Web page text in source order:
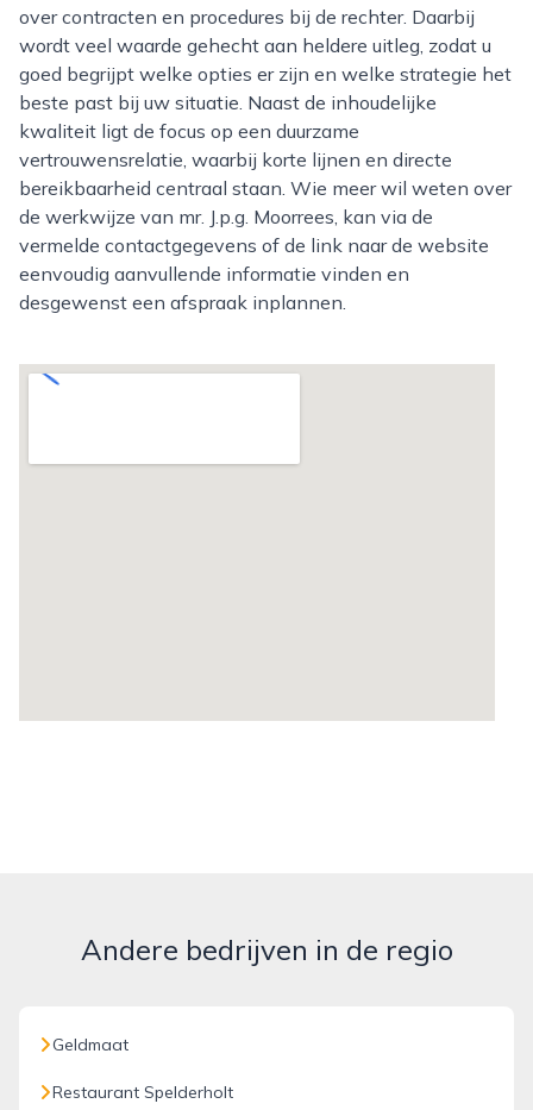
over contracten en procedures bij de rechter. Daarbij
wordt veel waarde gehecht aan heldere uitleg, zodat u
goed begrijpt welke opties er zijn en welke strategie het
beste past bij uw situatie. Naast de inhoudelijke
kwaliteit ligt de focus op een duurzame
vertrouwensrelatie, waarbij korte lijnen en directe
bereikbaarheid centraal staan. Wie meer wil weten over
de werkwijze van mr. J.p.g. Moorrees, kan via de
vermelde contactgegevens of de link naar de website
eenvoudig aanvullende informatie vinden en
desgewenst een afspraak inplannen.
Andere bedrijven in de regio
Geldmaat
Restaurant Spelderholt